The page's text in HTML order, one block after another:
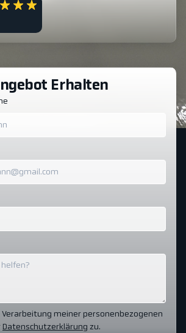
Erhalten
meiner personenbezogenen
Datenschutzerklärung zu.